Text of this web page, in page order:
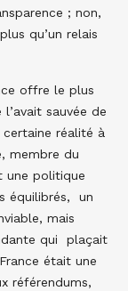
; non,
qu’un relais
offre le plus
sauvée de
certaine réalité à
membre du
une politique
équilibrés, un
mais
qui plaçait
était une
référendums,